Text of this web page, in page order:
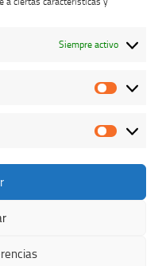
Siempre activo
y sugerencias
© 2026. Todos los